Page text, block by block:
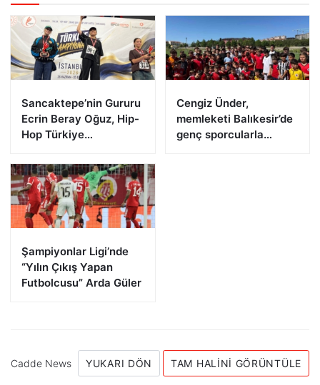
Sancaktepe’nin Gururu
Ecrin Beray Oğuz, Hip-
Hop Türkiye
Zirveye Çıktı
Cengiz Ünder,
memleketi Balıkesir’de
genç sporcularla
Şampiyonlar Ligi’nde
“Yılın Çıkış Yapan
Futbolcusu” Arda Güler
Cadde News YUKARI DÖN TAM HALINI GÖRÜNTÜLE